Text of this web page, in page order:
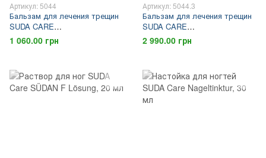
Артикул: 5044
Бальзам для лечения трещин
SUDA CARE
SCHRUNDENBALSAM (75 мл)
1 060.00 грн
Артикул: 5044.3
Бальзам для лечения трещин
SUDA CARE
SCHRUNDENBALSAM (500 мл)
2 990.00 грн